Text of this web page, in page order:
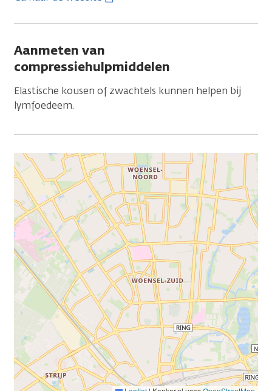
Aanmeten van
compressiehulpmiddelen
Elastische kousen of zwachtels kunnen helpen bij
lymfoedeem.